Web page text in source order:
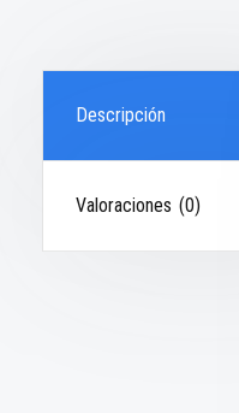
Descripción
Valoraciones (0)